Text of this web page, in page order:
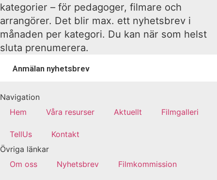
kategorier – för pedagoger, filmare och
arrangörer. Det blir max. ett nyhetsbrev i
månaden per kategori. Du kan när som helst
sluta prenumerera.
Anmälan nyhetsbrev
Navigation
Hem
Våra resurser Aktuellt Filmgalleri
TellUs
Kontakt
Övriga länkar
Om oss
Nyhetsbrev Filmkommission